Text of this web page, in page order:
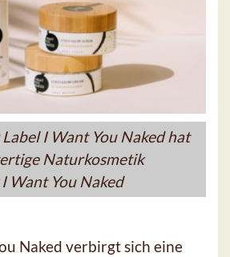
I Want You Naked hat
Naturkosmetik
Want You Naked
Naked verbirgt sich eine